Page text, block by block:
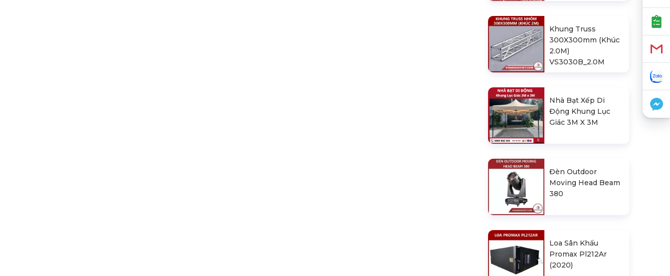
Khung Truss
300X300mm (Khúc
2.0M)
VS3030B_2.0M
Nhà Bạt Xếp Di
Động Khung Lục
Giác 3M X 3M
Đèn Outdoor
Moving Head Beam
380
Loa Sân Khấu
Promax Pl212Ar
(2020)